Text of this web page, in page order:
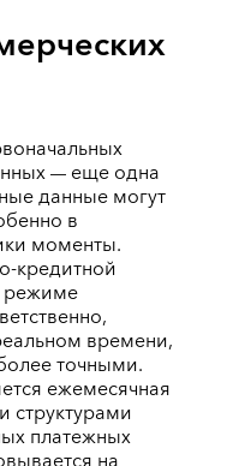
—еще одна
данные могут
в
моменты.
кредитной
режиме
времени,
точными.
ежемесячная
структурами
платежных